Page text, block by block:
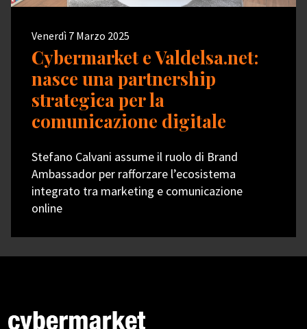
Venerdì 7 Marzo 2025
Cybermarket e Valdelsa.net:
nasce una partnership
strategica per la
comunicazione digitale
Stefano Calvani assume il ruolo di Brand
Ambassador per rafforzare l’ecosistema
integrato tra marketing e comunicazione
online